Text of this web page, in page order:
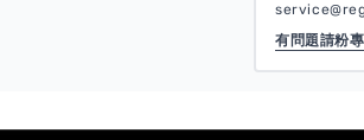
有問題請粉